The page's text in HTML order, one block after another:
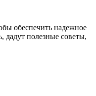
обеспечить надежное
дадут полезные советы,